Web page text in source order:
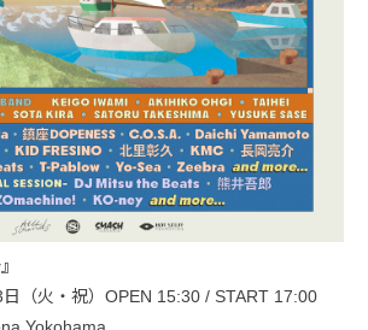
（火・祝）OPEN 15:30 / START 17:00
Yokohama